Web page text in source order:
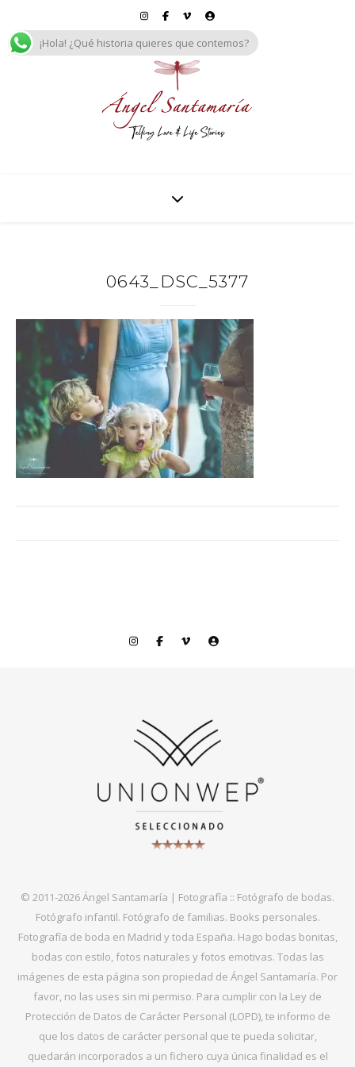
0643_DSC_5377
© 2011-2026 Ángel Santamaría | Fotografía :: Fotógrafo de bodas.
Fotógrafo infantil. Fotógrafo de familias. Books personales.
Fotografía de boda en Madrid y toda España. Hago bodas bonitas,
bodas con estilo, fotos naturales y fotos emotivas. Todas las
imágenes de esta página son propiedad de Ángel Santamaría. Por
favor, no las uses sin mi permiso. Para cumplir con la Ley de
Protección de Datos de Carácter Personal (LOPD), te informo de
que los datos de carácter personal que te pueda solicitar,
quedarán incorporados a un fichero cuya única finalidad es el
¡Hola! ¿Qué historia quieres que contemos?